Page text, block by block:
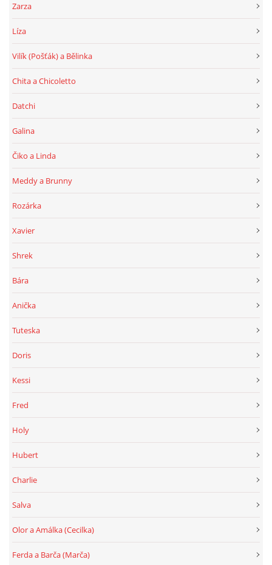
Zarza
Líza
Vilík (Pošťák) a Bělinka
Chita a Chicoletto
Datchi
Galina
Čiko a Linda
Meddy a Brunny
Rozárka
Xavier
Shrek
Bára
Anička
Tuteska
Doris
Kessi
Fred
Holy
Hubert
Charlie
Salva
Olor a Amálka (Cecilka)
Ferda a Barča (Marča)